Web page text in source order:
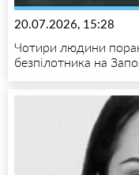
20.07.2026, 15:28
Чотири людини
безпілотника на